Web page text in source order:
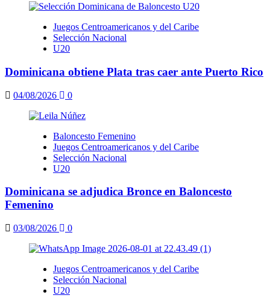
Juegos Centroamericanos y del Caribe
Selección Nacional
U20
Dominicana obtiene Plata tras caer ante Puerto Rico
04/08/2026 0
Baloncesto Femenino
Juegos Centroamericanos y del Caribe
Selección Nacional
U20
Dominicana se adjudica Bronce en Baloncesto
Femenino
03/08/2026 0
Juegos Centroamericanos y del Caribe
Selección Nacional
U20